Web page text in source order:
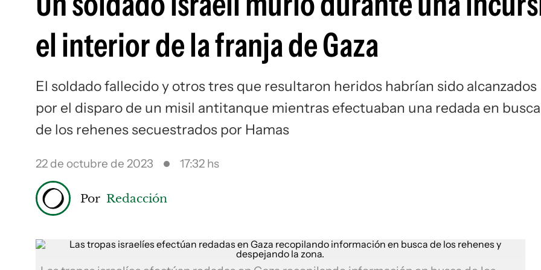
el interior de la franja de Gaza
El soldado fallecido y otros tres que resultaron heridos habrían sido alcanzados
por el disparo de un misil antitanque mientras efectuaban una redada en busca
de los rehenes secuestrados por Hamas
22 de octubre de 2023 17:32 hs
Por Redacción